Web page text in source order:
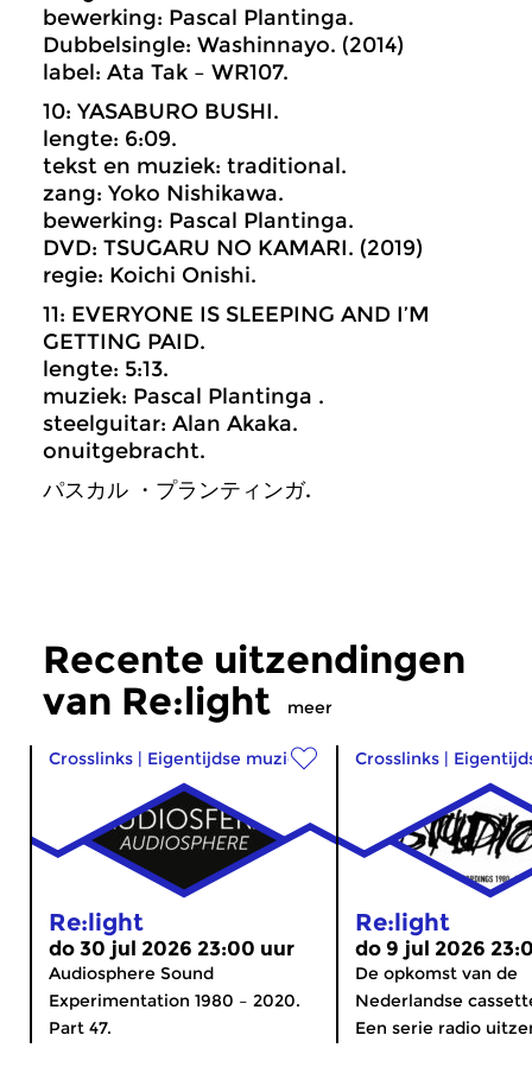
bewerking: Pascal Plantinga.
Dubbelsingle: Washinnayo. (2014)
label: Ata Tak – WR107.
10: YASABURO BUSHI.
lengte: 6:09.
tekst en muziek: traditional.
zang: Yoko Nishikawa.
bewerking: Pascal Plantinga.
DVD: TSUGARU NO KAMARI. (2019)
regie: Koichi Onishi.
11: EVERYONE IS SLEEPING AND I’M
GETTING PAID.
lengte: 5:13.
muziek: Pascal Plantinga .
steelguitar: Alan Akaka.
onuitgebracht.
パスカル ・プランティンガ.
Recente uitzendingen
van Re:light
meer
Crosslinks | Eigentijdse muziek
Re:light
do 30 jul 2026 23:00 uur
Audiosphere Sound
Experimentation 1980 – 2020.
Part 47.
Crosslinks |
Re:light
do 9 jul 2026
De opkomst van de
Nederlandse
Een serie radio